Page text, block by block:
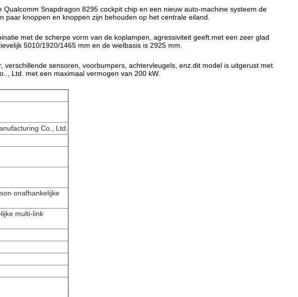
Snapdragon 8295 cockpit chip en een nieuw auto-machine systeem.de
knoppen en knoppen zijn behouden op het centrale eiland.
met de scherpe vorm van de koplampen, agressiviteit geeft.met een zeer glad
5010/1920/1465 mm en de wielbasis is 2925 mm.
sensoren, voorbumpers, achtervleugels, enz.dit model is uitgerust met
Ltd. met een maximaal vermogen van 200 kW.
Co., Ltd.
onafhankelijke
multi-link